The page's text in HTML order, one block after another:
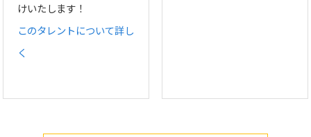
けいたします！
このタレントについて詳し
く